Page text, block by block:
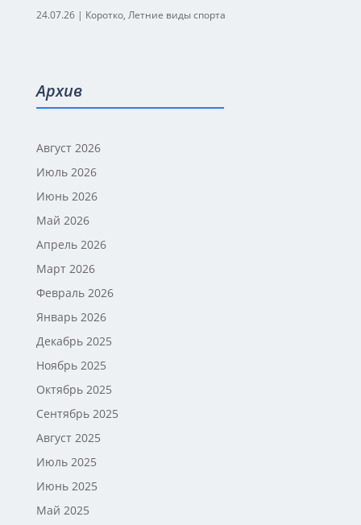
24.07.26| Коротко, Летние виды спорта
Архив
Август 2026
Июль 2026
Июнь 2026
Май 2026
Апрель 2026
Март 2026
Февраль 2026
Январь 2026
Декабрь 2025
Ноябрь 2025
Октябрь 2025
Сентябрь 2025
Август 2025
Июль 2025
Июнь 2025
Май 2025